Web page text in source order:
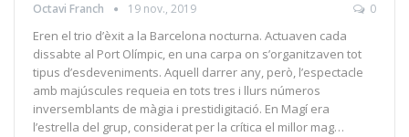
Octavi Franch 19 nov., 2019 0
Eren el trio d’èxit a la Barcelona nocturna. Actuaven cada
dissabte al Port Olímpic, en una carpa on s’organitzaven tot
tipus d’esdeveniments. Aquell darrer any, però, l’espectacle
amb majúscules requeia en tots tres i llurs números
inversemblants de màgia i prestidigitació. En Magí era
l’estrella del grup, considerat per la crítica el millor mag…